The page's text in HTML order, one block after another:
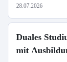
28.07.2026
Duales
mit